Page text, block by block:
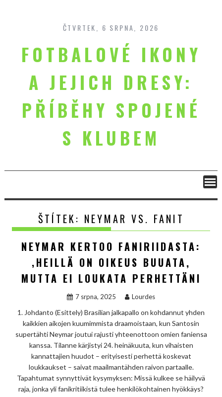
content
ČTVRTEK, 6 SRPNA, 2026
FOTBALOVÉ IKONY
A JEJICH DRESY:
PŘÍBĚHY SPOJENÉ
S KLUBEM
ŠTÍTEK: NEYMAR VS. FANIT
NEYMAR KERTOO FANIRIIDASTA:
‚HEILLÄ ON OIKEUS BUUATA,
MUTTA EI LOUKATA PERHETTÄNI
7 srpna, 2025 Lourdes
1. Johdanto (Esittely) Brasilian jalkapallo on kohdannut yhden
kaikkien aikojen kuumimmista draamoistaan, kun Santosin
supertähti Neymar joutui rajusti yhteenottoon omien faniensa
kanssa. Tilanne kärjistyi 24. heinäkuuta, kun vihaisten
kannattajien huudot – erityisesti perhettä koskevat
loukkaukset – saivat maailmantähden raivon partaalle.
Tapahtumat synnyttivät kysymyksen: Missä kulkee se häilyvä
raja, jonka yli fanikritiikistä tulee henkilökohtainen hyökkäys?